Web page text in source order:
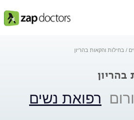
בחילות והקאות בהריון
רפואת נשים